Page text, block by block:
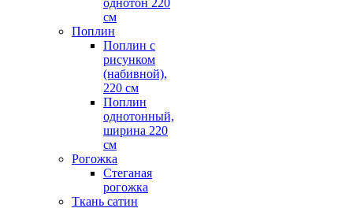
однотон 220
см
Поплин
Поплин с
рисунком
(набивной),
220 см
Поплин
однотонный,
ширина 220
см
Рогожка
Стеганая
рогожка
Ткань сатин